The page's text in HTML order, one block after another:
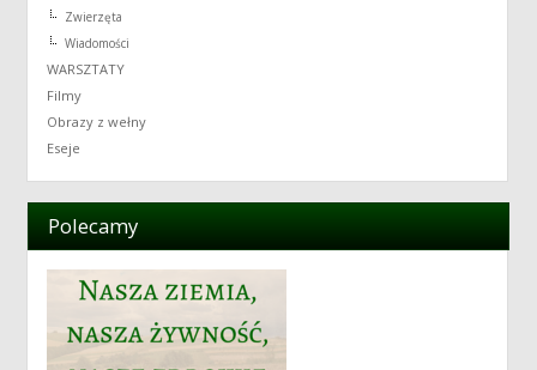
Zwierzęta
Wiadomości
WARSZTATY
Filmy
Obrazy z wełny
Eseje
Polecamy